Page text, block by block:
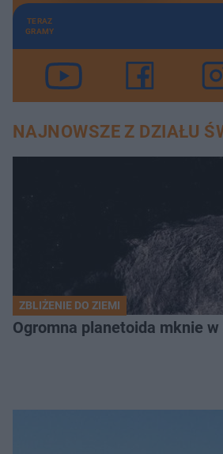
TERAZ
GRAMY
NAJNOWSZE Z DZIAŁU
ZBLIŻENIE DO ZIEMI
Ogromna planetoida mknie